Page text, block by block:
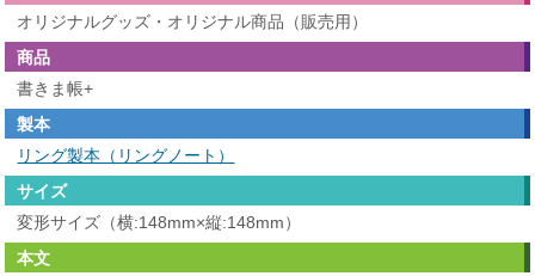
オリジナルグッズ・オリジナル商品（販売用）
商品
書きま帳+
製本
リング製本（リングノート）
サイズ
変形サイズ（横:148mm×縦:148mm）
本文